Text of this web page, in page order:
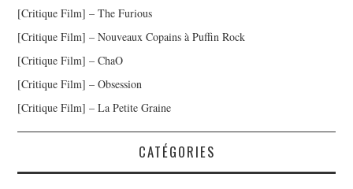
[Critique Film] – The Furious
[Critique Film] – Nouveaux Copains à Puffin Rock
[Critique Film] – ChaO
[Critique Film] – Obsession
[Critique Film] – La Petite Graine
CATÉGORIES